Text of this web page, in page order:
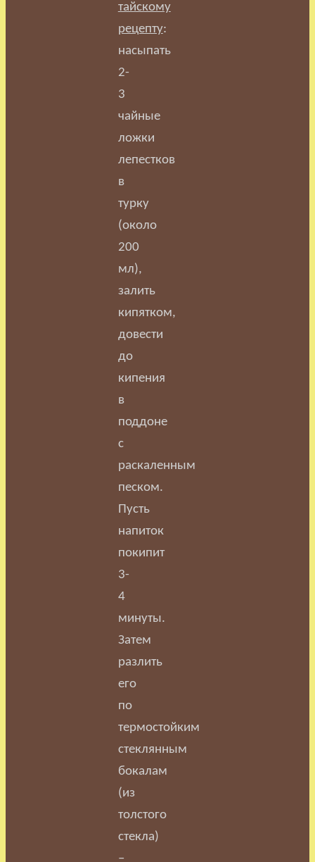
тайскому
рецепту:
насыпать
2-
3
чайные
ложки
лепестков
в
турку
(около
200
мл),
залить
кипятком,
довести
до
кипения
в
поддоне
с
раскаленным
песком.
Пусть
напиток
покипит
3-
4
минуты.
Затем
разлить
его
по
термостойким
стеклянным
бокалам
(из
толстого
стекла)
–